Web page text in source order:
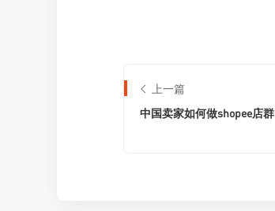
上一篇
中国卖家如何做shopee店群